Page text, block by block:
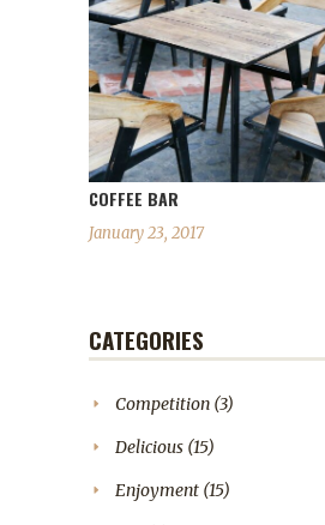
COFFEE BAR
January 23, 2017
CATEGORIES
Competition (3)
Delicious (15)
Enjoyment (15)